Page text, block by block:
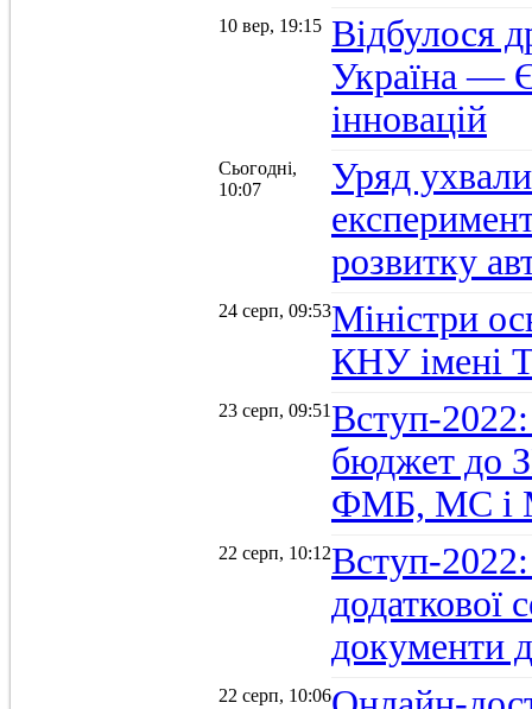
10 вер, 19:15 Відбулося
Україна —
інновацій
Сьогодні,
10:07
Уряд
розвитку
24 серп, 09:53Міністри
КНУ імені
23 серп, 09:51 Вступ-
бюджет до
ФМБ, МС і
22 серп, 10:12Вступ-
додаткової
документи
22 серп, 10:06